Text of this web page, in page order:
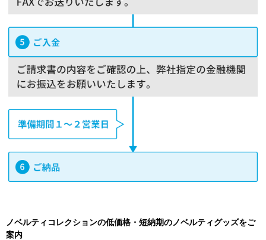
ノベルティコレクションの低価格・短納期のノベルティグッズをご
案内